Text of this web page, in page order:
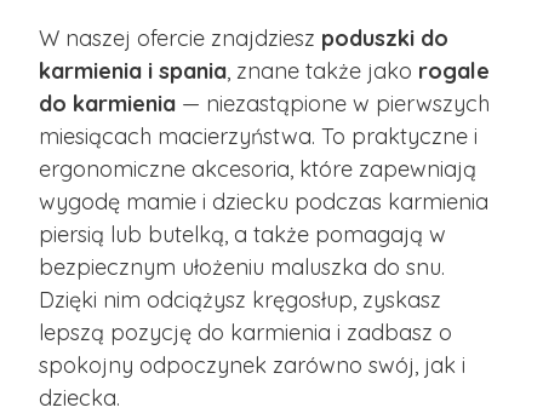
W naszej ofercie znajdziesz poduszki do
karmienia i spania, znane także jako rogale
do karmienia — niezastąpione w pierwszych
miesiącach macierzyństwa. To praktyczne i
ergonomiczne akcesoria, które zapewniają
wygodę mamie i dziecku podczas karmienia
piersią lub butelką, a także pomagają w
bezpiecznym ułożeniu maluszka do snu.
Dzięki nim odciążysz kręgosłup, zyskasz
lepszą pozycję do karmienia i zadbasz o
spokojny odpoczynek zarówno swój, jak i
dziecka.